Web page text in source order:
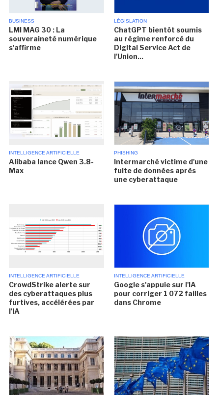
BUSINESS
LMI MAG 30 : La
souveraineté numérique
s'affirme
LÉGISLATION
ChatGPT bientôt soumis
au régime renforcé du
Digital Service Act de
l'Union...
INTELLIGENCE ARTIFICIELLE
Alibaba lance Qwen 3.8-
Max
PHISHING
Intermarché victime d'une
fuite de données après
une cyberattaque
INTELLIGENCE ARTIFICIELLE
CrowdStrike alerte sur
des cyberattaques plus
furtives, accélérées par
l'IA
INTELLIGENCE ARTIFICIELLE
Google s'appuie sur l'IA
pour corriger 1 072 failles
dans Chrome